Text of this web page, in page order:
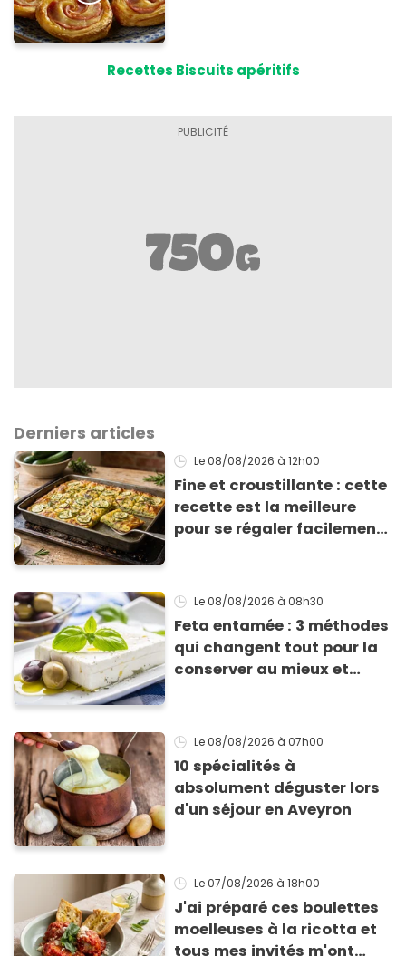
Recettes Biscuits apéritifs
Derniers articles
Le 08/08/2026 à 12h00
Fine et croustillante : cette
recette est la meilleure
pour se régaler facilement
Le 08/08/2026 à 08h30
Feta entamée : 3 méthodes
qui changent tout pour la
conserver au mieux et
Le 08/08/2026 à 07h00
10 spécialités à
absolument déguster lors
d'un séjour en Aveyron
Le 07/08/2026 à 18h00
J'ai préparé ces boulettes
moelleuses à la ricotta et
tous mes invités m'ont